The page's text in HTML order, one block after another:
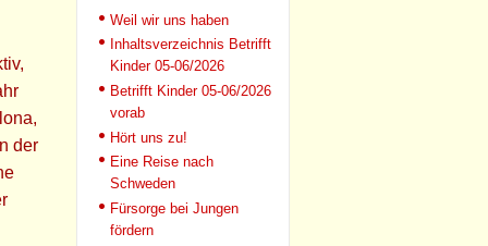
der
Weil wir uns haben
Inhaltsverzeichnis Betrifft
Kinder 05-06/2026
Betrifft Kinder 05-06/2026
vorab
Hört uns zu!
Eine Reise nach
Schweden
Fürsorge bei Jungen
fördern